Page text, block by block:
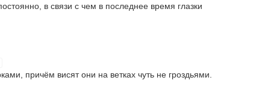
в связи с чем в последнее время глазки
причём висят они на ветках чуть не гроздьями.